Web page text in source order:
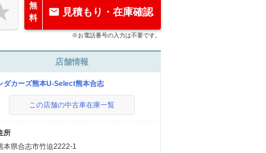
無
料
見積もり・在庫確認
※お電話番号の入力は不要です。
店舗情報
ダカーズ熊本U-Select熊本合志
この店舗の中古車在庫一覧
所
本県合志市竹迫2222-1